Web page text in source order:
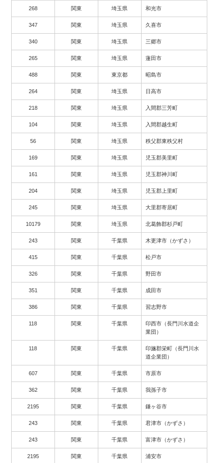
268 関東 埼玉県 和光市
347 関東 埼玉県 久喜市
340 関東 埼玉県 三郷市
265 関東 埼玉県 蓮田市
488 関東 東京都 昭島市
264 関東 埼玉県 日高市
218 関東 埼玉県 入間郡三芳町
104 関東 埼玉県 入間郡越生町
56 関東 埼玉県 秩父郡東秩父村
169 関東 埼玉県 児玉郡美里町
161 関東 埼玉県 児玉郡神川町
204 関東 埼玉県 児玉郡上里町
245 関東 埼玉県 大里郡寄居町
10179 関東 埼玉県 北葛飾郡杉戸町
243 関東 千葉県 木更津市（かずさ）
415 関東 千葉県 松戸市
326 関東 千葉県 野田市
351 関東 千葉県 成田市
386 関東 千葉県 習志野市
118 関東 千葉県
印西市（長門川水道企
業団）
118 関東 千葉県
印旛郡栄町（長門川水
道企業団）
607 関東 千葉県 市原市
362 関東 千葉県 我孫子市
2195 関東 千葉県 鎌ヶ谷市
243 関東 千葉県 君津市（かずさ）
243 関東 千葉県 富津市（かずさ）
2195 関東 千葉県 浦安市